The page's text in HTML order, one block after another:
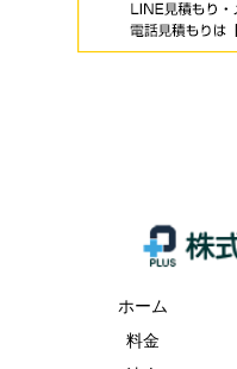
ホーム
料金